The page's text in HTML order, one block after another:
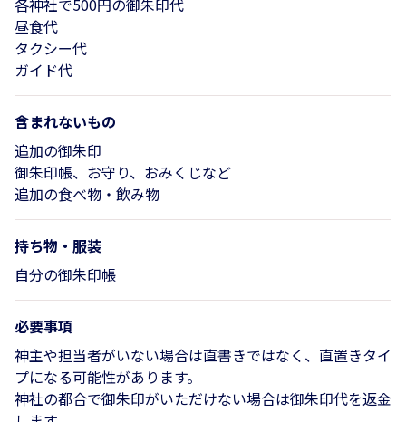
昼食代
タクシー代
ガイド代
含まれないもの
追加の御朱印
御朱印帳、お守り、おみくじなど
追加の食べ物・飲み物
持ち物・服装
自分の御朱印帳
必要事項
神主や担当者がいない場合は直書きではなく、直置きタイ
プになる可能性があります。
神社の都合で御朱印がいただけない場合は御朱印代を返金